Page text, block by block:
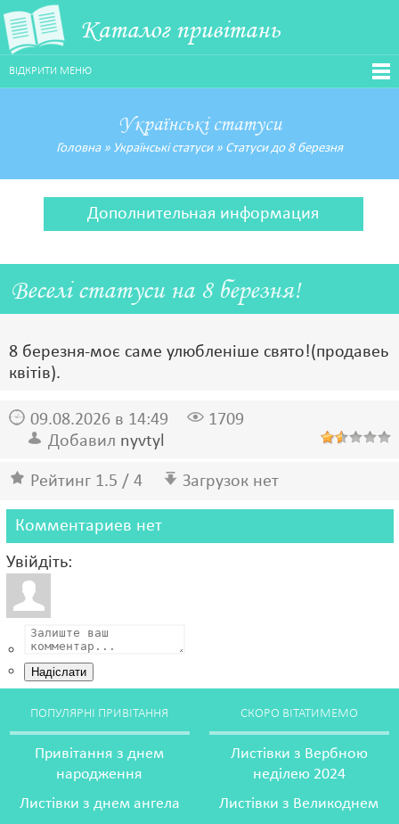
Каталог привітань
ВІДКРИТИ МЕНЮ
Українські статуси
Головна» Українські статуси» Статуси до 8 березня
Дополнительная информация
Веселі статуси на 8 березня!
8 березня-моє саме улюбленіше свято!(продавеь
квітів).
09.08.2026 в 14:49
1709
Добавил nyvtyl
Рейтинг 1.5 / 4 Загрузок нет
Комментариев нет
Увійдіть:
Надіслати
ПОПУЛЯРНІ ПРИВІТАННЯ
Привітання з днем
народження
Листівки з днем ангела
СКОРО ВІТАТИМЕМО
Листівки з Вербною
неділею 2024
Листівки з Великоднем